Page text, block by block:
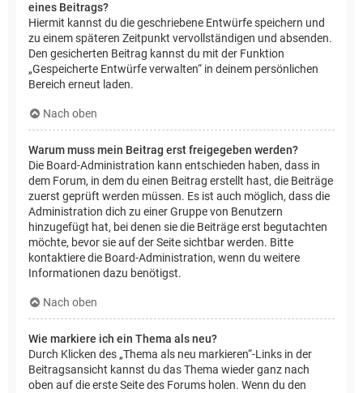
eines Beitrags?
Hiermit kannst du die geschriebene Entwürfe speichern und
zu einem späteren Zeitpunkt vervollständigen und absenden.
Den gesicherten Beitrag kannst du mit der Funktion
„Gespeicherte Entwürfe verwalten“ in deinem persönlichen
Bereich erneut laden.
Nach oben
Warum muss mein Beitrag erst freigegeben werden?
Die Board-Administration kann entschieden haben, dass in
dem Forum, in dem du einen Beitrag erstellt hast, die Beiträge
zuerst geprüft werden müssen. Es ist auch möglich, dass die
Administration dich zu einer Gruppe von Benutzern
hinzugefügt hat, bei denen sie die Beiträge erst begutachten
möchte, bevor sie auf der Seite sichtbar werden. Bitte
kontaktiere die Board-Administration, wenn du weitere
Informationen dazu benötigst.
Nach oben
Wie markiere ich ein Thema als neu?
Durch Klicken des „Thema als neu markieren“-Links in der
Beitragsansicht kannst du das Thema wieder ganz nach
oben auf die erste Seite des Forums holen. Wenn du den